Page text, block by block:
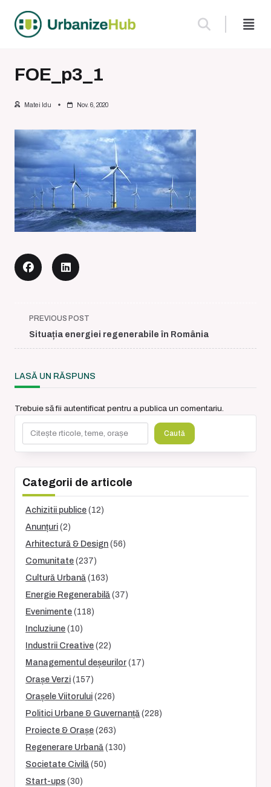
content
FOE_p3_1
Matei Idu Nov. 6, 2020
<span
class="nav-
subtitle
reader-
text">Page</span>
PREVIOUS POST
Situația energiei regenerabile în România
LASĂ UN RĂSPUNS
Trebuie să fii autentificat pentru a publica un comentariu.
Caută
Categorii de articole
Achizitii publice (12)
Anunțuri (2)
Arhitectură & Design (56)
Comunitate (237)
Cultură Urbană (163)
Energie Regenerabilă (37)
Evenimente (118)
Incluziune (10)
Industrii Creative (22)
Managementul deșeurilor (17)
Orașe Verzi (157)
Orașele Viitorului (226)
Politici Urbane & Guvernanță (228)
Proiecte & Orașe (263)
Regenerare Urbană (130)
Societate Civilă (50)
Start-ups (30)